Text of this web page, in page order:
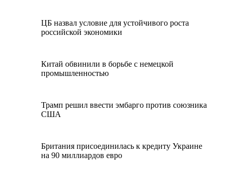
ЦБ назвал условие для устойчивого роста
российской экономики
Китай обвинили в борьбе с немецкой
промышленностью
Трамп решил ввести эмбарго против союзника
США
Британия присоединилась к кредиту Украине
на 90 миллиардов евро